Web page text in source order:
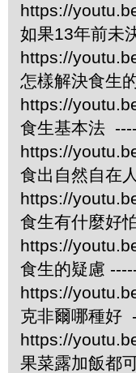
https://
如果13年前未
https://
怎樣解決食生
https://
食生基本法
https://
食出自然自在
https://
食生有什麼好
https://
食生的疑慮
https://
克非爾哪種好
https://
果菜露加飯都